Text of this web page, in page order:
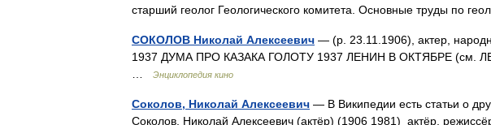
старший геолог Геологического комитета. Основные труды по
СОКОЛОВ Николай Алексеевич — (р. 23.11.1906), актер,
1937 ДУМА ПРО КАЗАКА ГОЛОТУ 1937 ЛЕНИН В ОКТЯБРЕ (см.
Энциклопедия кино
Соколов, Николай Алексеевич — В Википедии есть статьи о
Соколов, Николай Алексеевич (актёр) (1906 1981) актёр,